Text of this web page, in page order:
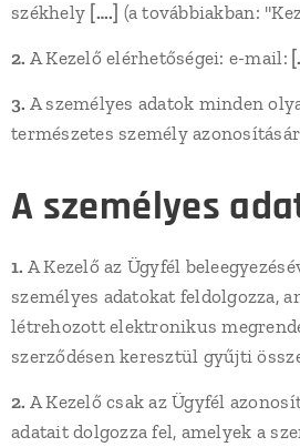
székhely [….] (a továbbiakban:
2. A Kezelő elérhetőségei: e-mail:
3. A személyes adatok minden
természetes személy
A személyes
1. A Kezelő az Ügyfél
személyes adatokat feldolgozza,
létrehozott elektronikus
szerződésen keresztül gyűjti
2. A Kezelő csak az Ügyfél
adatait dolgozza fel, amelyek a